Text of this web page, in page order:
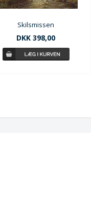
Skilsmissen
DKK 398,00